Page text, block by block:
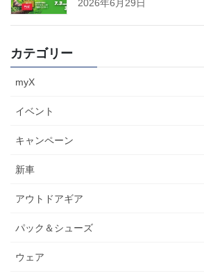
2026年6月29日
カテゴリー
myX
イベント
キャンペーン
新車
アウトドアギア
パック＆シューズ
ウェア